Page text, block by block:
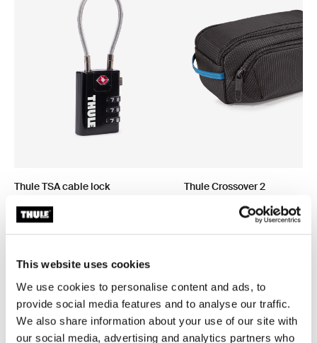
This website uses cookies
We use cookies to personalise content and ads, to
provide social media features and to analyse our traffic.
We also share information about your use of our site with
our social media, advertising and analytics partners who
Thule TSA cable lock
Thule Crossover 2
personal negro
Toggle features
Todas las características